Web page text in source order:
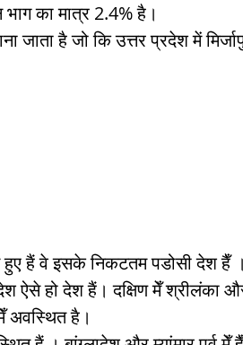
का मात्र 2.4% है।
जाता है जो कि उत्तर प्रदेश में
हुए हैं वे इसके निकटतम पडोसी देश हैँ
ऐसे हो देश हैं। दक्षिण मेँ श्रीलंका
अवस्थित है।